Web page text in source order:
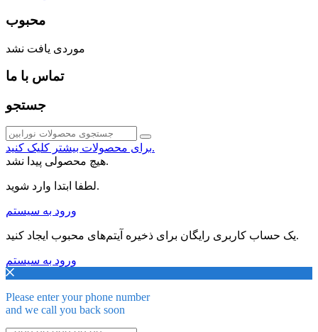
محبوب
موردی یافت نشد
تماس با ما
جستجو
برای محصولات بیشتر کلیک کنید.
هیچ محصولی پیدا نشد.
لطفا ابتدا وارد شوید.
ورود به سیستم
یک حساب کاربری رایگان برای ذخیره آیتم‌های محبوب ایجاد کنید.
ورود به سیستم
Please enter your phone number
and we call you back soon